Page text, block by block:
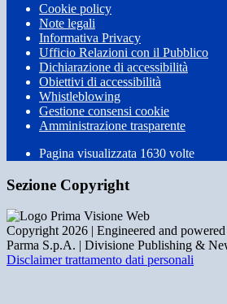
Cookie policy
Note legali
Informativa Privacy
Ufficio Relazioni con il Pubblico
Dichiarazione di accessibilità
Obiettivi di accessibilità
Whistleblowing
Gestione consensi cookie
Amministrazione trasparente
Pagina visualizzata 1630 volte
Sezione Copyright
Copyright 2026 | Engineered and
Parma S.p.A. | Divisione Publishing &
Disclaimer trattamento dati personali